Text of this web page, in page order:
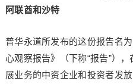
阿联酋和沙特
普华永道所发布的这份报告名
心观察报告》（下称“报告”）
展业务的中资企业和投资者发